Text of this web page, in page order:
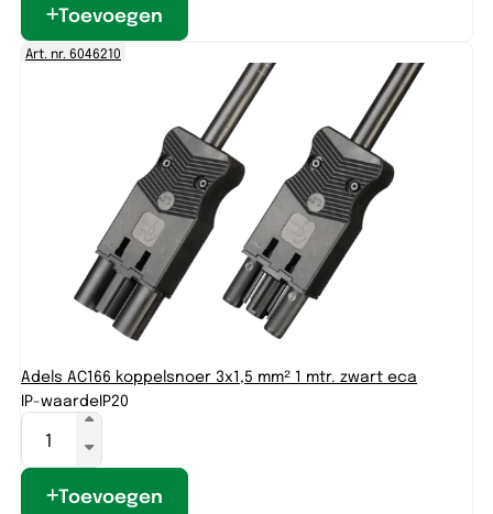
Toevoegen
Art. nr. 6046210
Adels AC166 koppelsnoer 3x1,5 mm² 1 mtr. zwart eca
IP-waardeIP20
Toevoegen